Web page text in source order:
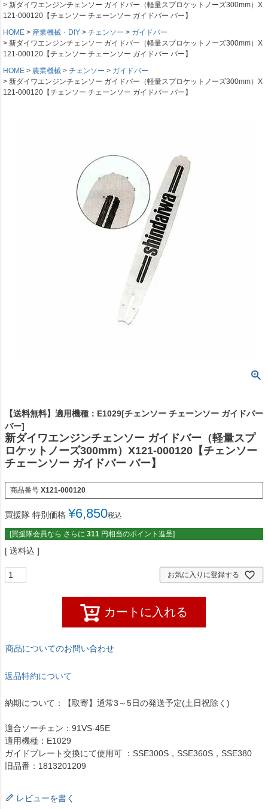
新ダイワエンジンチェンソー ガイドバー（軽量スプロケットノーズ300mm）X
121-000120【チェンソー チェーンソー ガイドバー バー】
HOME
産業機械・DIY チェンソー
ガイドバー
新ダイワエンジンチェンソー ガイドバー（軽量スプロケットノーズ300mm）X
121-000120【チェンソー チェーンソー ガイドバー バー】
HOME
農業機械 チェンソー
ガイドバー
新ダイワエンジンチェンソー ガイドバー（軽量スプロケットノーズ300mm）X
121-000120【チェンソー チェーンソー ガイドバー バー】
【送料無料】適用機種：E1029[チェンソー チェーンソー ガイドバー
バー]
新ダイワエンジンチェンソー ガイドバー（軽量スプ
ロケットノーズ300mm）X121-000120【チェンソー
チェーンソー ガイドバー バー】
商品番号 X121-000120
買援隊 特別価格 ¥6,850税込
[買援隊会員なら さらに 311 円相当のポイント進呈]
送料込
お気に入りに登録する
カートに入れる
商品についてのお問い合わせ
返品特約について
納期について：【取寄】通常3～5日の発送予定(土日祝除く)
適合ソーチェン：91VS-45E
適用機種：E1029
ガイドプレート交換にて使用可 ：SSE300S，SSE360S，SSE380
旧品番：1813201209
レビューを書く